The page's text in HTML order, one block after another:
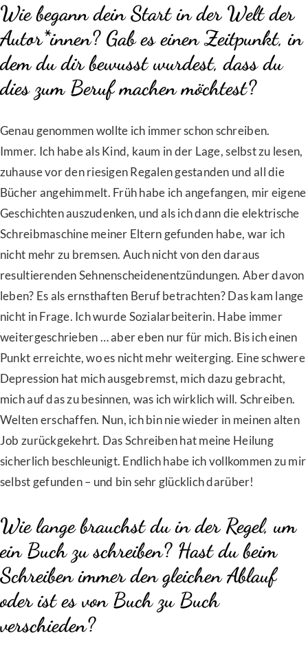
Wie begann dein Start in der Welt der
Autor*innen? Gab es einen Zeitpunkt, in
dem du dir bewusst wurdest, dass du
dies zum Beruf machen möchtest?
Genau genommen wollte ich immer schon schreiben.
Immer. Ich habe als Kind, kaum in der Lage, selbst zu lesen,
zuhause vor den riesigen Regalen gestanden und all die
Bücher angehimmelt. Früh habe ich angefangen, mir eigene
Geschichten auszudenken, und als ich dann die elektrische
Schreibmaschine meiner Eltern gefunden habe, war ich
nicht mehr zu bremsen. Auch nicht von den daraus
resultierenden Sehnenscheidenentzündungen. Aber davon
leben? Es als ernsthaften Beruf betrachten? Das kam lange
nicht in Frage. Ich wurde Sozialarbeiterin. Habe immer
weitergeschrieben … aber eben nur für mich. Bis ich einen
Punkt erreichte, wo es nicht mehr weiterging. Eine schwere
Depression hat mich ausgebremst, mich dazu gebracht,
mich auf das zu besinnen, was ich wirklich will. Schreiben.
Welten erschaffen. Nun, ich bin nie wieder in meinen alten
Job zurückgekehrt. Das Schreiben hat meine Heilung
sicherlich beschleunigt. Endlich habe ich vollkommen zu mir
selbst gefunden – und bin sehr glücklich darüber!
Wie lange brauchst du in der Regel, um
ein Buch zu schreiben? Hast du beim
Schreiben immer den gleichen Ablauf
oder ist es von Buch zu Buch
verschieden?